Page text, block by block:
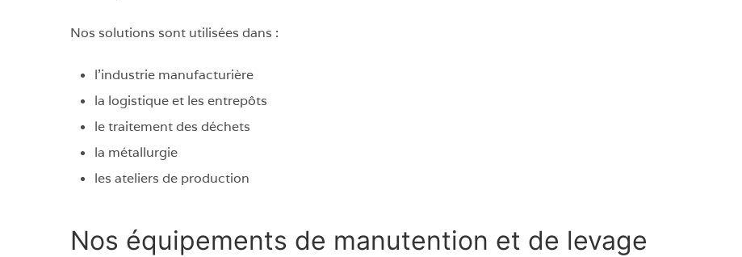
Nos solutions sont utilisées dans :
l’industrie manufacturière
la logistique et les entrepôts
le traitement des déchets
la métallurgie
les ateliers de production
Nos équipements de manutention et de levage